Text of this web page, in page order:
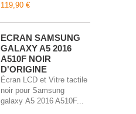
119,90 €
ECRAN SAMSUNG
GALAXY A5 2016
A510F NOIR
D'ORIGINE
Écran LCD et Vitre tactile
noir pour Samsung
galaxy A5 2016 A510F...